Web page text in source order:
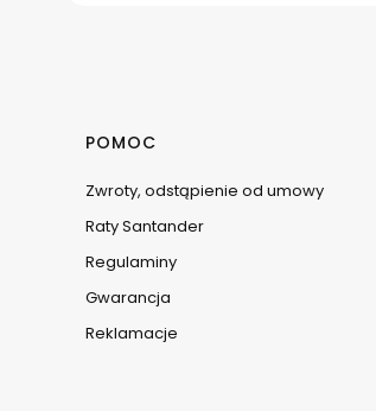
Linki w stopce
POMOC
Zwroty, odstąpienie od umowy
Raty Santander
Regulaminy
Gwarancja
Reklamacje